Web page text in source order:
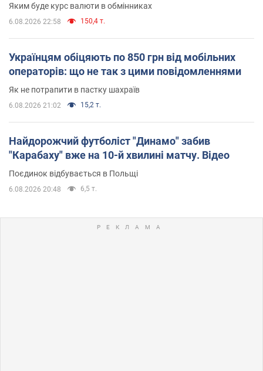
Яким буде курс валюти в обмінниках
6.08.2026 22:58 150,4 т.
Українцям обіцяють по 850 грн від мобільних
операторів: що не так з цими повідомленнями
Як не потрапити в пастку шахраїв
6.08.2026 21:02 15,2 т.
Найдорожчий футболіст "Динамо" забив
"Карабаху" вже на 10-й хвилині матчу. Відео
Поєдинок відбувається в Польщі
6.08.2026 20:48 6,5 т.